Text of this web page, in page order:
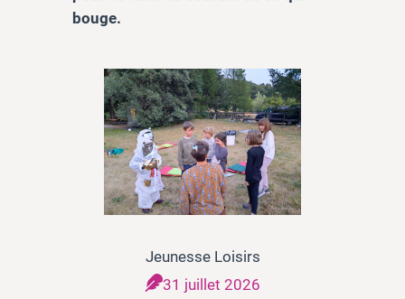
bouge.
Jeunesse Loisirs
31 juillet 2026